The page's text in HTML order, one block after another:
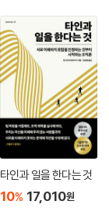
타인과 일을 한다는 것
10% 17,010원